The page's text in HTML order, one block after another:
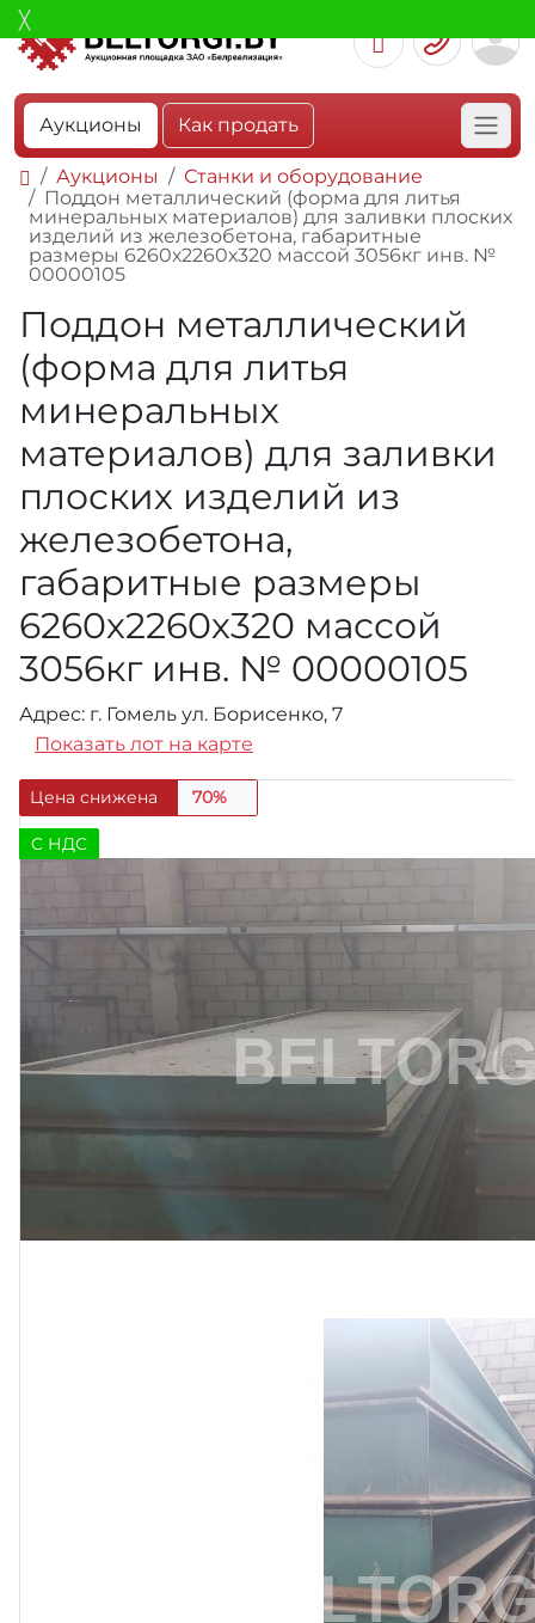
Аукционы Как продать
Аукционы
Станки и оборудование
Поддон металлический (форма для литья
минеральных материалов) для заливки плоских
изделий из железобетона, габаритные
размеры 6260х2260х320 массой 3056кг инв. №
00000105
Поддон металлический
(форма для литья
минеральных
материалов) для заливки
плоских изделий из
железобетона,
габаритные размеры
6260х2260х320 массой
3056кг инв. № 00000105
Адрес: г. Гомель ул. Борисенко, 7
Показать лот на карте
Цена снижена 70%
C НДС